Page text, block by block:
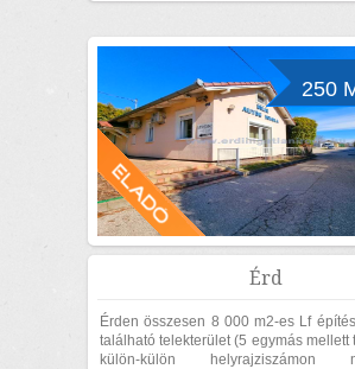
250
Érd
Érden összesen 8 000 m2-es Lf
található telekterület (5 egymás mellett
külön-külön helyrajziszámon